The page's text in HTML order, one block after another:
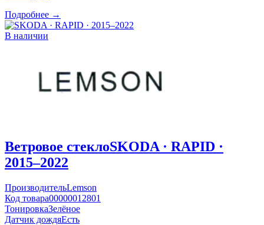
Подробнее →
В наличии
Ветровое стеклоSKODA · RAPID ·
2015–2022
ПроизводительLemson
Код товара00000012801
ТонировкаЗелёное
Датчик дождяЕсть